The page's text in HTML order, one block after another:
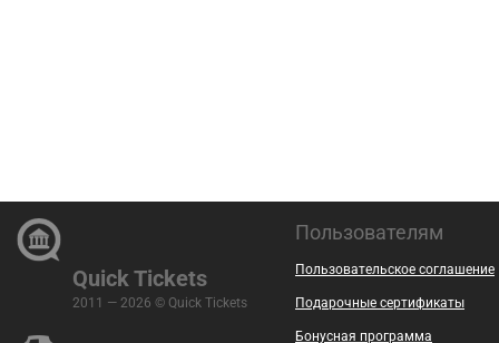
Quick Tickets
2011 — 2026 © Quick Tickets
Пользователям
Пользовательское соглашение
Подарочные сертификаты
Бонусная программа